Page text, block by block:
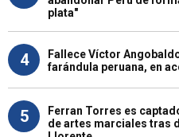
plata"
4
Fallece Víctor
farándula peruana, en
5
Ferran Torres es
de artes marciales tras